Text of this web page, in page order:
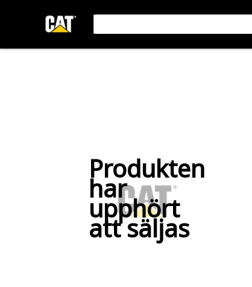
Produkten
har
upphört
att säljas